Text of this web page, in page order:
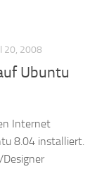
20, 2008
Ubuntu
Internet
8.04 installiert.